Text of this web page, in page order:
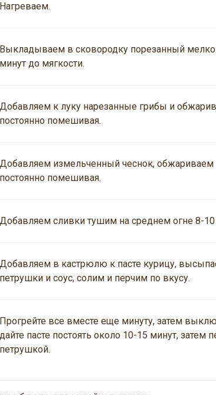
Нагреваем.
Выкладываем в сковородку порезанный
минут до мягкости.
Добавляем к луку нарезанные грибы и
постоянно помешивая.
Добавляем измельченный чеснок, обжариваем
постоянно помешивая.
Добавляем сливки тушим на среднем огне 8-10
Добавляем в кастрюлю к пасте курицу,
петрушки и соус, солим и перчим по вкусу.
Прогрейте все вместе еще минуту, затем
дайте пасте постоять около 10-15 минут,
петрушкой.